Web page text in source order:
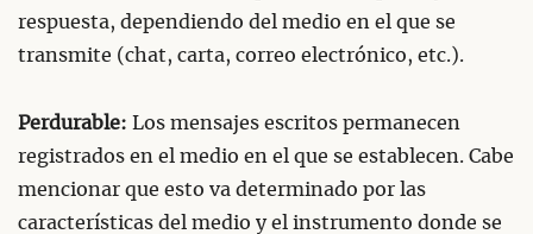
respuesta, dependiendo del medio en el que se
transmite (chat, carta, correo electrónico, etc.).
Perdurable: Los mensajes escritos permanecen
registrados en el medio en el que se establecen. Cabe
mencionar que esto va determinado por las
características del medio y el instrumento donde se